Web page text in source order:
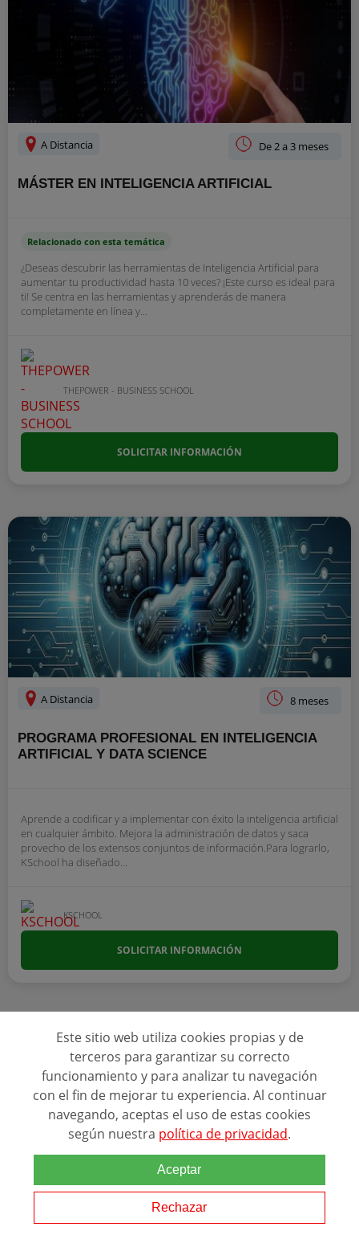
A Distancia De 2 a 3 meses
MÁSTER EN INTELIGENCIA ARTIFICIAL
Relacionado con esta temática
¿Deseas descubrir las herramientas de Inteligencia Artificial para
aumentar tu productividad hasta 10 veces? ¡Este curso es ideal para
ti! Se centra en las herramientas y aprenderás de manera
completamente en línea y...
THEPOWER - BUSINESS SCHOOL
SOLICITAR INFORMACIÓN
A Distancia 8 meses
PROGRAMA PROFESIONAL EN INTELIGENCIA
ARTIFICIAL Y DATA SCIENCE
Aprende a codificar y a implementar con éxito la inteligencia artificial
en cualquier ámbito. Mejora la administración de datos y saca
provecho de los extensos conjuntos de información.Para lograrlo,
KSchool ha diseñado...
KSCHOOL
SOLICITAR INFORMACIÓN
A Distancia
Este sitio web utiliza cookies propias y de
terceros para garantizar su correcto
funcionamiento y para analizar tu navegación
con el fin de mejorar tu experiencia. Al continuar
navegando, aceptas el uso de estas cookies
según nuestra política de privacidad.
Aceptar
Rechazar